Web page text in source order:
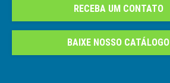
RECEBA UM CONTATO
BAIXE NOSSO CATÁLOGO